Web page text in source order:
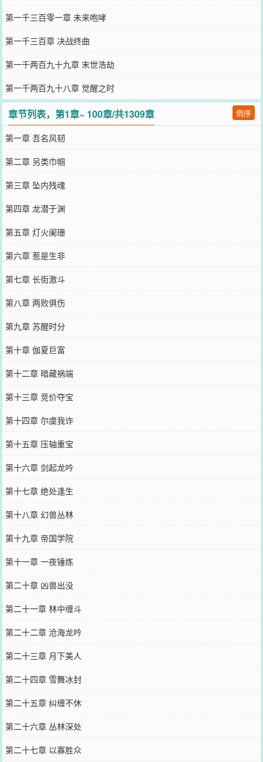
第一千三百零一章 未来咆哮
第一千三百章 决战终曲
第一千两百九十九章 末世浩劫
第一千两百九十八章 觉醒之时
章节列表，第1章~ 100章/共1309章 倒序
第一章 吾名风韧
第二章 另类巾帼
第三章 坠内残魂
第四章 龙潜于渊
第五章 灯火阑珊
第六章 惹是生非
第七章 长街激斗
第八章 两败俱伤
第九章 苏醒时分
第十章 伽夏巨富
第十二章 暗藏祸端
第十三章 竞价夺宝
第十四章 尔虞我诈
第十五章 压轴重宝
第十六章 剑起龙吟
第十七章 绝处逢生
第十八章 幻兽丛林
第十九章 帝国学院
第十一章 一夜锤炼
第二十章 凶兽出没
第二十一章 林中缠斗
第二十二章 沧海龙吟
第二十三章 月下美人
第二十四章 雪舞冰封
第二十五章 纠缠不休
第二十六章 丛林深处
第二十七章 以寡胜众